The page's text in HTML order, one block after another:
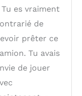
Tu es vraiment
de
prêter ce
Tu avais
de jouer